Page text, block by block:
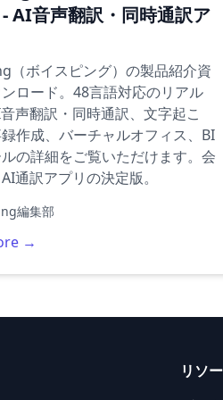
AI音声翻訳・同時通訳ア
（ボイスピング）の製品紹介資
ロード。48言語対応のリアル
声翻訳・同時通訳、文字起こ
作成、バーチャルオフィス、BI
の詳細をご覧いただけます。会
通訳アプリの決定版。
編集部
→
リソ